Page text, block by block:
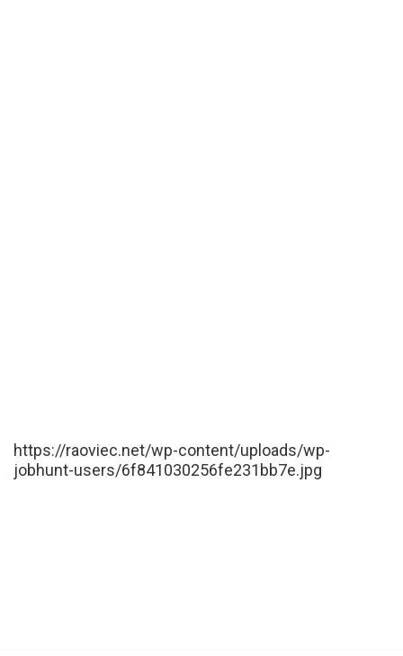
https://raoviec.net/wp-content/uploads/wp-
jobhunt-users/6f841030256fe231bb7e.jpg